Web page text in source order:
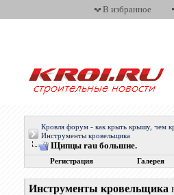
В избранное
Кровля форум - как крыть крышу, чем
Инструменты кровельщика
Щипцы rau большие.
Регистрация Галерея
Инструменты кровельщика